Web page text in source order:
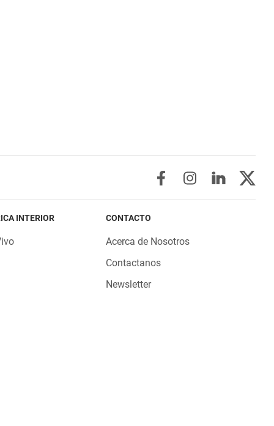
INTERIOR CONTACTO
Acerca de Nosotros
Contactanos
Newsletter